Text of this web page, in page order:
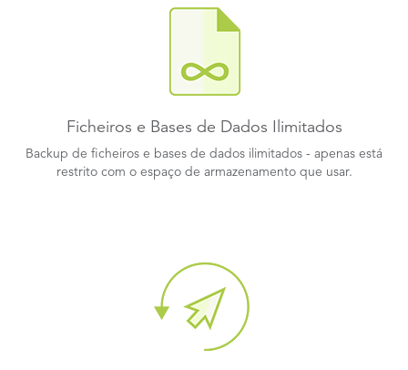
Ficheiros e Bases de Dados Ilimitados
Backup de ficheiros e bases de dados ilimitados - apenas está
restrito com o espaço de armazenamento que usar.